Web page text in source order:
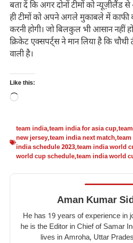
बता दें कि अगर दोनों टीमों को न्यूज़ीलैंड
ही टीमों को अपने अगले मुकाबले में काफी
करनी होगी। जो बिलकुल भी आसान नहीं
क्रिकेट एक्सपर्ट्स ने मान लिया है कि चौथी
वाली है।
Like this:
Loading…
team india,team india for asia cup,
new jersey,team india next match,
india schedule 2023,team india world
world cup schedule,team india world
Aman Kumar
He has 19 years of experience in
he is the Editor in Chief of Samar
lives in Amroha, Uttar